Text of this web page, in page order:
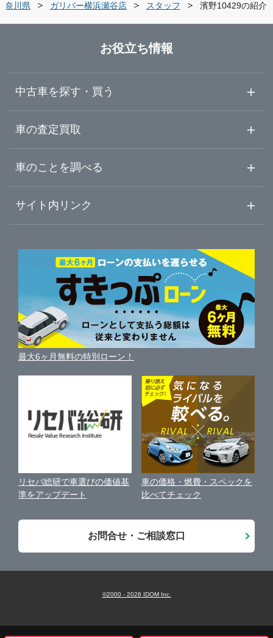
奈川県 ガリバー横浜瀬谷店 スタッフ 濱野10429の紹介
お役立ち情報
中古車を探す・買う
中古車情報・中古車検索
初めての中古車購入ガイド
中古車人気ランキング
自動車ローンを調べる
ガリバーの自動車ローン
車買い替えの基礎知識
近くのお店で車を探す
車の査定買取
車査定・車買取ならガリバー
ガリバーの査定が選ばれる理由
車を売る時よくある質問
便利な査定サービス
中古車買取相場（毎月更新）
車の個人売買ガイド
車のことを調べる
車初心者まとめ
新車・中古車カタログ
車の燃費を調べる
車種別クチコミ
車比較サイト
サイト内リンク
サイトマップ
サイトの使用条件
利用規約
保険代理店業務に関する基本方針
古物営業法に基づく表示
お客様の声
会社案内
最大6ヶ月無料の特別ローン！
リセバ総研で車選びの価値基
準をアップデート
車の価格・燃費・スペックを
比べてチェック
お問合せ・ご相談窓口
©2000 - 2026 IDOM Inc.